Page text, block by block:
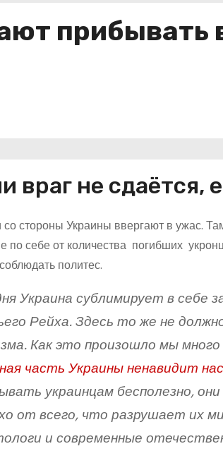
прибывать
враг не сдаётся,
стороны Украины ввергают в ужас.
по себе от количества погибших
политес.
Украина сублимирует в себе
Рейха. Здесь то же не
Как это произошло мы
часть Украины ненавидит
украинцам бесполезно,
от всего, что разрушает их
и современные